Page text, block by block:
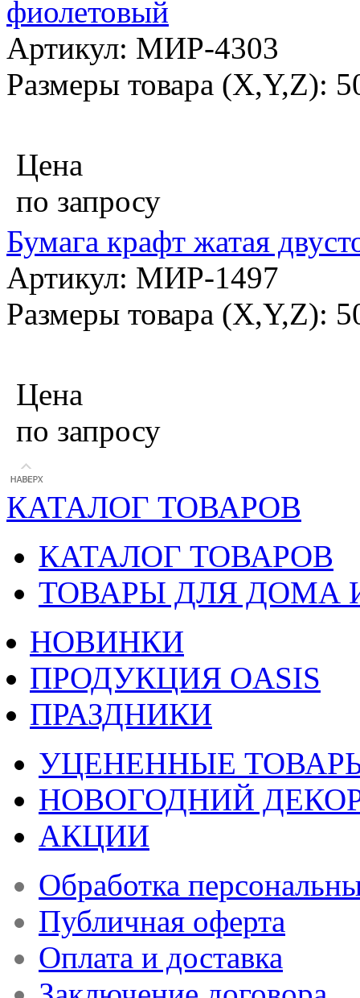
фиолетовый
Артикул: МИР-4303
Размеры товара (X,Y,Z):
Цена
по запросу
Бумага крафт жатая
Артикул: МИР-1497
Размеры товара (X,Y,Z):
Цена
по запросу
КАТАЛОГ ТОВАРОВ
КАТАЛОГ ТОВАРОВ
ТОВАРЫ ДЛЯ ДОМА
НОВИНКИ
ПРОДУКЦИЯ OASIS
ПРАЗДНИКИ
УЦЕНЕННЫЕ
НОВОГОДНИЙ
АКЦИИ
Обработка
Публичная оферта
Оплата и доставка